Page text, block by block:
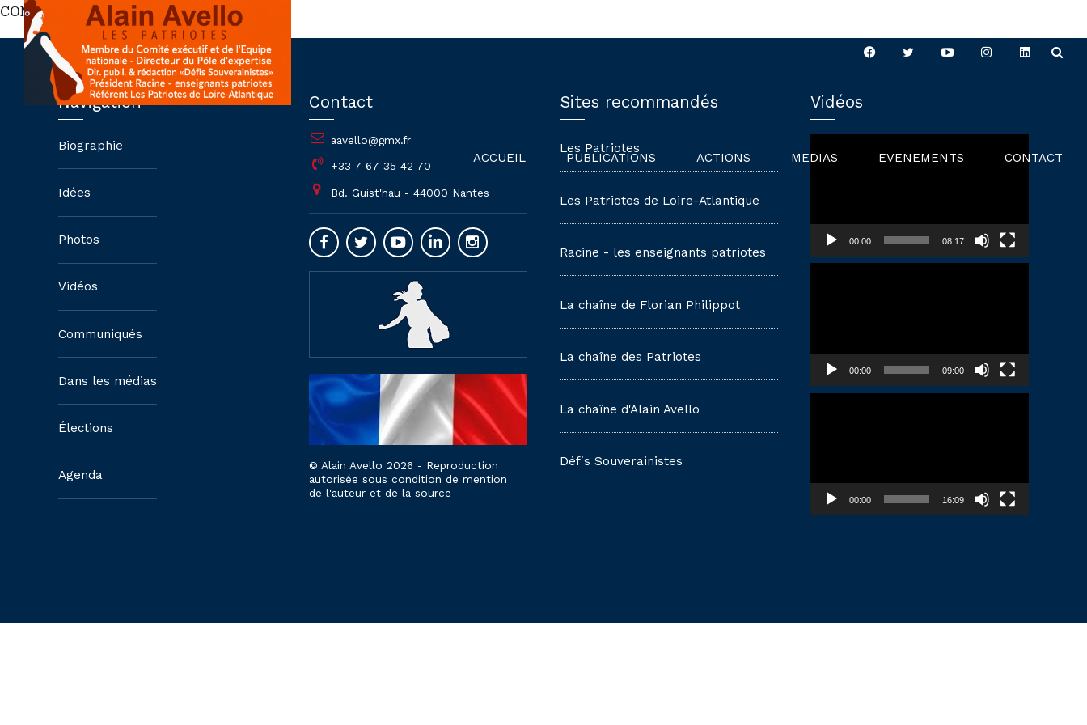
ACCUEIL PUBLICATIONS ACTIONS MEDIAS EVENEMENTS CONTACT
CONTENTS
Navigation
Biographie
Idées
Photos
Vidéos
Communiqués
Dans les médias
Élections
Agenda
Contact
aavello@gmx.fr
+33 7 67 35 42 70
Bd. Guist'hau - 44000 Nantes
© Alain Avello 2026 - Reproduction
autorisée sous condition de mention
de l'auteur et de la source
Sites recommandés
Les Patriotes
Les Patriotes de Loire-Atlantique
Racine - les enseignants patriotes
La chaîne de Florian Philippot
La chaîne des Patriotes
La chaîne d'Alain Avello
Défis Souverainistes
Vidéos
00:00 08:17
00:00 09:00
00:00 16:09